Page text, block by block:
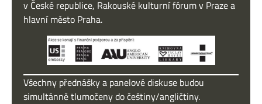
v České republice, Rakouské kulturní fórum v Praze a
hlavní město Praha.
Všechny přednášky a panelové diskuse budou
simultánně tlumočeny do češtiny/angličtiny.